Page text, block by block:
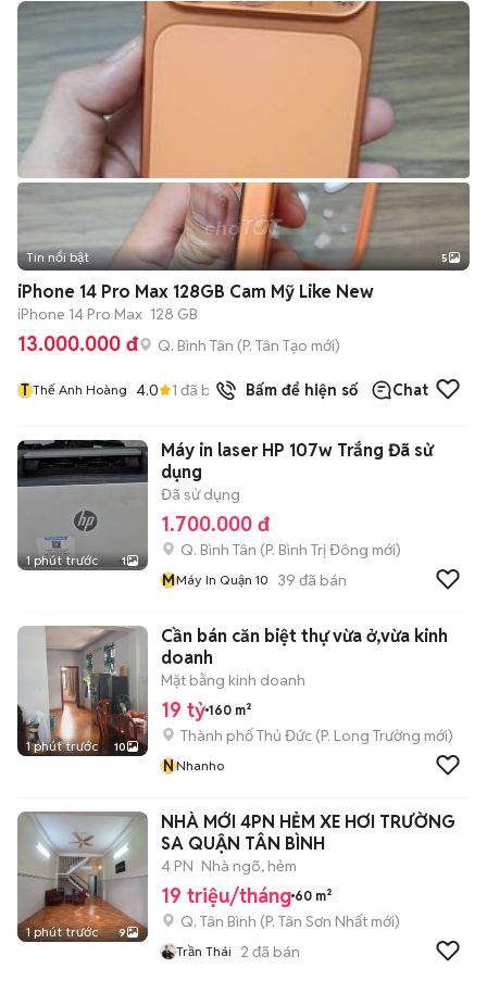
Tin nổi bật 5
iPhone 14 Pro Max 128GB Cam Mỹ Like New
iPhone 14 Pro Max 128 GB
13.000.000 đ Q. Bình Tân (P. Tân Tạo mới)
T Thế Anh Hoàng 4.0 1 đã bán Bấm để hiện số Chat
1 phút trước 1
Máy in laser HP 107w Trắng Đã sử
dụng
Đã sử dụng
1.700.000 đ
Q. Bình Tân (P. Bình Trị Đông mới)
MMáy In Quận 10 39 đã bán
1 phút trước 10
Cần bán căn biệt thự vừa ở,vừa kinh
doanh
Mặt bằng kinh doanh
19 tỷ 160 m²
Thành phố Thủ Đức (P. Long Trường mới)
NNhanho
1 phút trước 9
NHÀ MỚI 4PN HẺM XE HƠI TRƯỜNG
SA QUẬN TÂN BÌNH
4 PN Nhà ngõ, hẻm
19 triệu/tháng 60 m²
Q. Tân Bình (P. Tân Sơn Nhất mới)
Trần Thái 2 đã bán